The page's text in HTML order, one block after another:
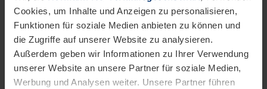
Cookies, um Inhalte und Anzeigen zu personalisieren,
Funktionen für soziale Medien anbieten zu können und
die Zugriffe auf unserer Website zu analysieren.
Außerdem geben wir Informationen zu Ihrer Verwendung
unserer Website an unsere Partner für soziale Medien,
Werbung und Analysen weiter. Unsere Partner führen
Geben Sie Ihre PLZ ein